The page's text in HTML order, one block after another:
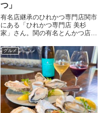
つ」
有名店継承のひれかつ専門店関市
にある「ひれかつ専門店 美杉
家」さん。関の有名とんかつ店
職人さんのひれかつがいただけま
す。注文したのは特ひれかつ定
食。40g×４つのヒレカツです
が、柔らかくて美味しいので女性
でもい...
グルメ